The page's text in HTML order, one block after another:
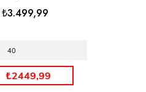
₺3.499,99
40
₺2449,99